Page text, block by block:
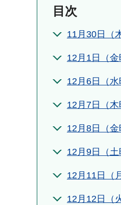
目次
11月30日（
12月1日（
12月6日（
12月7日（
12月8日（
12月9日（
12月11日（
12月12日（